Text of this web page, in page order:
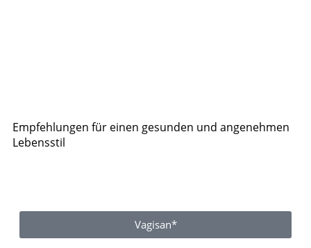
Empfehlungen für einen gesunden und angenehmen
Lebensstil
Vagisan*